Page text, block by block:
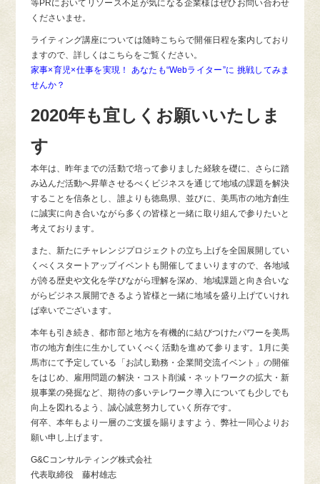
等PRにおいてリソース不足が気になる企業様はぜひお問い合わせ
くださいませ。
ライティング講座については随時こちらで開催日程を案内しており
ますので、詳しくはこちらをご覧ください。
家事×育児×仕事を実現！ あなたも“Webライター”に 挑戦してみま
せんか？
2020年も宜しくお願いいたしま
す
本年は、昨年までの活動で培って参りました経験を礎に、さらに踏
み込んだ活動へ昇華させるべくビジネスを通じて地域の課題を解決
することを信条とし、誰よりも徳島県、並びに、美馬市の地方創生
に誠実に向き合いながら多くの皆様と一緒に取り組んで参りたいと
考えております。
また、新たにチャレンジプロジェクトの立ち上げを全国展開してい
くべくスタートアップイベントも開催してまいりますので、各地域
が誇る歴史や文化を学びながら理解を深め、地域課題と向き合いな
がらビジネス展開できるよう皆様と一緒に地域を盛り上げていけれ
ば幸いでございます。
本年も引き続き、都市部と地方を有機的に結びつけたパワーを美馬
市の地方創生に生かしていくべく活動を進めて参ります。1月に美
馬市にて予定している「お試し勤務・企業間交流イベント」の開催
をはじめ、雇用問題の解決・コスト削減・ネットワークの拡大・新
規事業の発掘など、期待の多いテレワーク導入についても少しでも
向上を図れるよう、誠心誠意努力していく所存です。
何卒、本年もより一層のご支援を賜りますよう、弊社一同心よりお
願い申し上げます。
G&Cコンサルティング株式会社
代表取締役 藤村雄志